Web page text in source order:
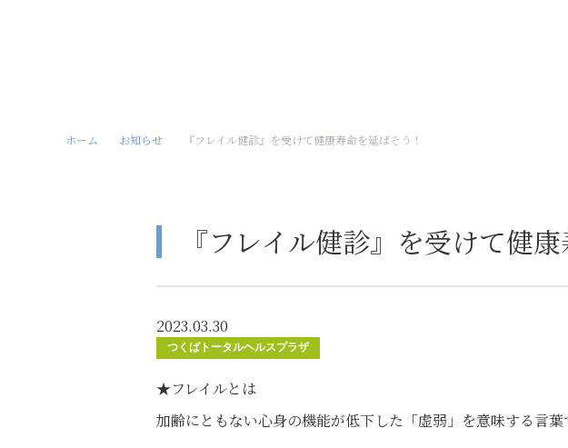
ホーム お知らせ 『フレイル健診』を受けて健康寿命を延ばそう！
『フレイル健診』を受けて健
2023.03.30
つくばトータルヘルスプラザ
★フレイルとは
加齢にともない心身の機能が低下した「虚弱」を意味する言